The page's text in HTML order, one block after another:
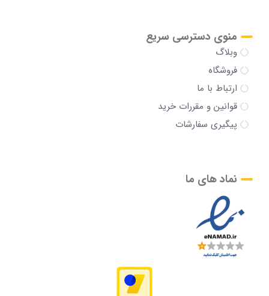
منوی دسترسی سریع
وبلاگ
فروشگاه
ارتباط با ما
قوانین و مقررات خرید
پیگیری سفارشات
نماد های ما